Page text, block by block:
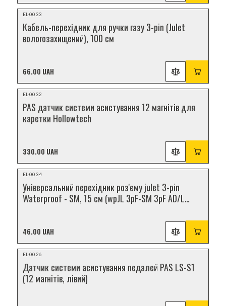
НОВИНКА
EL-0033
Кабель-перехідник для ручки газу 3-pin (Julet
вологозахищений), 100 см
66.00 UAH
НОВИНКА
EL-0032
PAS датчик системи асистування 12 магнітів для
каретки Hollowtech
330.00 UAH
НОВИНКА
EL-0034
Універсальний перехідник роз'єму julet 3-pin
Waterproof - SM, 15 см (wpJL 3pF-SM 3pF AD/L
46.00 UAH
НОВИНКА
EL-0026
Датчик системи асистування педалей PAS LS-S1
(12 магнітів, лівий)